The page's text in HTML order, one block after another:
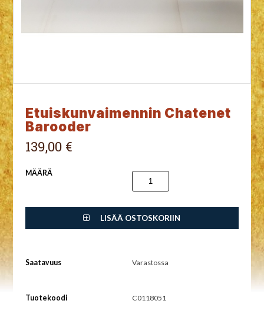
Etuiskunvaimennin Chatenet
Barooder
139,00 €
MÄÄRÄ
LISÄÄ OSTOSKORIIN
Saatavuus Varastossa
Tuotekoodi C0118051